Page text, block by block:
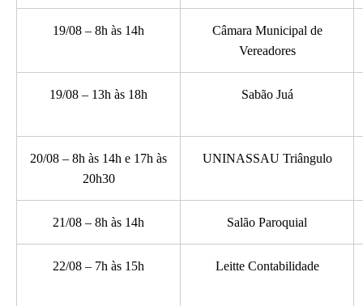
19/08 – 8h às 14h
Câmara Municipal de
Vereadores
19/08 – 13h às 18h Sabão Juá
20/08 – 8h às 14h e 17h às
20h30
UNINASSAU Triângulo
21/08 – 8h às 14h Salão Paroquial
22/08 – 7h às 15h Leitte Contabilidade